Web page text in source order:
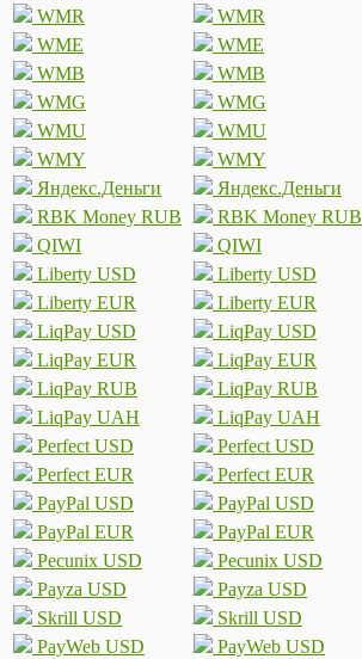
WMR
WMR
WME
WME
WMB
WMB
WMG
WMG
WMU
WMU
WMY
WMY
Яндекс.Деньги
Яндекс.Деньги
RBK Money RUB
RBK Money RUB
QIWI
QIWI
Liberty USD
Liberty USD
Liberty EUR
Liberty EUR
LiqPay USD
LiqPay USD
LiqPay EUR
LiqPay EUR
LiqPay RUB
LiqPay RUB
LiqPay UAH
LiqPay UAH
Perfect USD
Perfect USD
Perfect EUR
Perfect EUR
PayPal USD
PayPal USD
PayPal EUR
PayPal EUR
Pecunix USD
Pecunix USD
Payza USD
Payza USD
Skrill USD
Skrill USD
PayWeb USD
PayWeb USD